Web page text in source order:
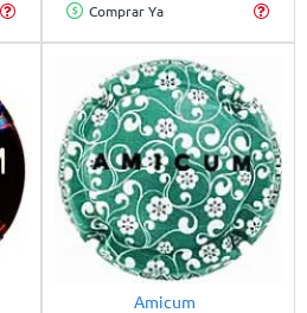
Comprar Ya
Amicum